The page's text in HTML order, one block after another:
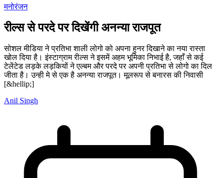
मनोरंजन
रील्स से परदे पर दिखेंगी अनन्या राजपूत
सोशल मीडिया ने प्रतिभा शाली लोगो को अपना हुनर दिखाने का नया रास्ता
खोल दिया है। इंस्टाग्राम रील्स ने इसमें अहम भूमिका निभाई है, जहाँ से कई
टेलेंटेड लड़के लड़कियों ने एल्बम और परदे पर अपनी प्रतिभा से लोगो का दिल
जीता है। उन्ही मे से एक है अनन्या राजपूत। मूलरूप से बनारस की निवासी
[&hellip;]
Anil Singh